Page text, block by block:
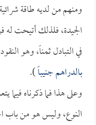
ومنهم من لديه طاقة
الجيدة، فلذلك أتيحت
في التبادل ثمناً، وهو
بالدراهم جنيباً).
وعلى هذا فما ذكرناه
النوع، وليس هو من باب